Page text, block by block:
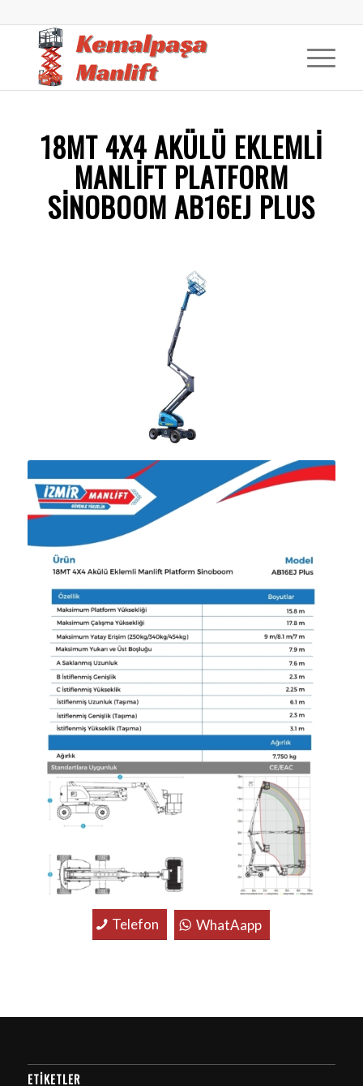
18MT 4X4 AKÜLÜ EKLEMLI
MANLIFT PLATFORM
SINOBOOM AB16EJ PLUS
Telefon WhatAapp
ETIKETLER